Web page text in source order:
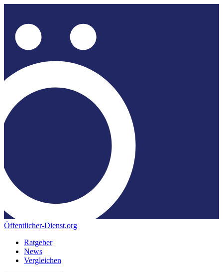
Öffentlicher-Dienst.org
Ratgeber
News
Vergleichen